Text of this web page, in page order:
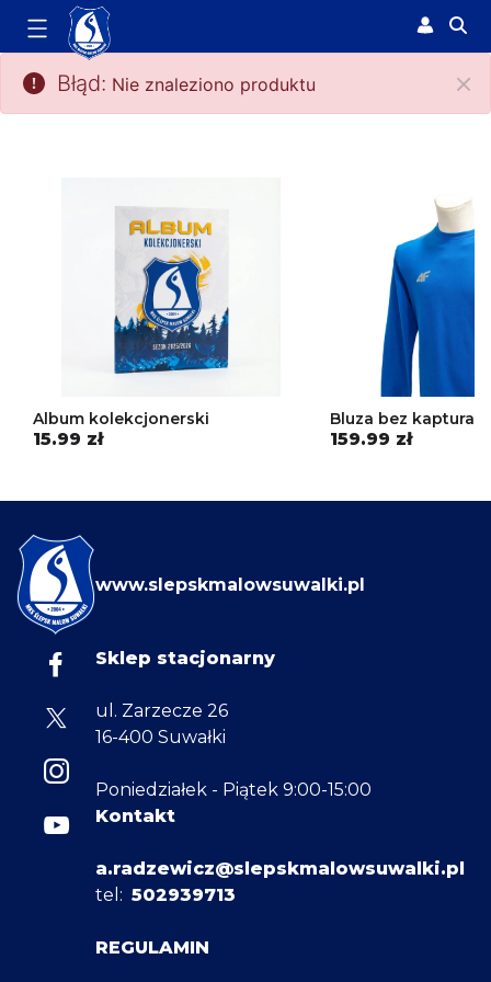
Strona produktu - Sklep
Błąd: Nie znaleziono produktu
Album kolekcjonerski
15.99 zł
Bluza bez kaptura
159.99 zł
www.slepskmalowsuwalki.pl
Sklep stacjonarny
ul. Zarzecze 26
16-400 Suwałki
Poniedziałek - Piątek 9:00-15:00
Kontakt
a.radzewicz@slepskmalowsuwalki.pl
tel: 502939713
REGULAMIN